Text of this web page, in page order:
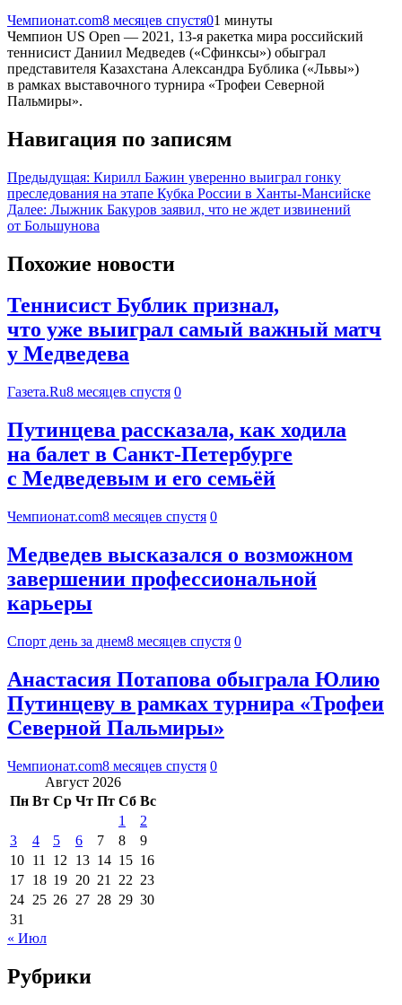
Чемпионат.com8 месяцев спустя01 минуты
Чемпион US Open — 2021, 13-я ракетка мира российский
теннисист Даниил Медведев («Сфинксы») обыграл
представителя Казахстана Александра Бублика («Львы»)
в рамках выставочного турнира «Трофеи Северной
Пальмиры».
Навигация по записям
Предыдущая: Кирилл Бажин уверенно выиграл гонку
преследования на этапе Кубка России в Ханты-Мансийске
Далее: Лыжник Бакуров заявил, что не ждет извинений
от Большунова
Похожие новости
Теннисист Бублик признал,
что уже выиграл самый важный матч
у Медведева
Газета.Ru8 месяцев спустя 0
Путинцева рассказала, как ходила
на балет в Санкт-Петербурге
с Медведевым и его семьёй
Чемпионат.com8 месяцев спустя 0
Медведев высказался о возможном
завершении профессиональной
карьеры
Спорт день за днем8 месяцев спустя 0
Анастасия Потапова обыграла Юлию
Путинцеву в рамках турнира «Трофеи
Северной Пальмиры»
Чемпионат.com8 месяцев спустя 0
Август 2026
Пн Вт Ср Чт Пт Сб Вс
1
2
3
4 5 6 7 8
9
10 11 12 13 14 15 16
17 18 19 20 21 22 23
24 25 26 27 28 29 30
31
« Июл
Рубрики